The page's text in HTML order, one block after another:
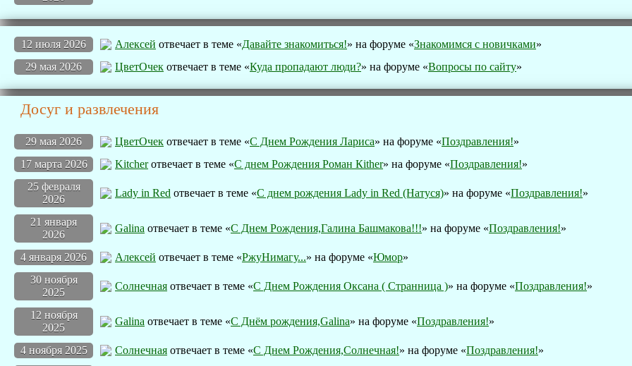
12 июля 2026 Алексей отвечает в теме «Давайте знакомиться!» на форуме «Знакомимся с новичками»
29 мая 2026
ЦветOчек отвечает в теме «Куда пропадают люди?» на форуме «Вопросы по сайту»
Досуг и развлечения
29 мая 2026 ЦветOчек отвечает в теме «С Днем Рождения Лариса» на форуме «Поздравления!»
17 марта 2026
Kitcherотвечает в теме «С днем Рождения Роман Кither» на форуме «Поздравления!»
25 февраля
2026
Lady in Red отвечает в теме «С днем рождения Lady in Red (Натуся)» на форуме «Поздравления!»
21 января
2026
Galina отвечает в теме «С Днем Рождения,Галина Башмакова!!!» на форуме «Поздравления!»
4 января 2026 Алексей отвечает в теме «РжуНимагу...» на форуме «Юмор»
30 ноября
2025
Солнечная отвечает в теме «С Днем Рождения Оксана ( Странница )» на форуме «Поздравления!»
12 ноября
2025
Galina отвечает в теме «С Днём рождения,Galina» на форуме «Поздравления!»
4 ноября 2025 Солнечная отвечает в теме «С Днем Рождения,Солнечная!» на форуме «Поздравления!»